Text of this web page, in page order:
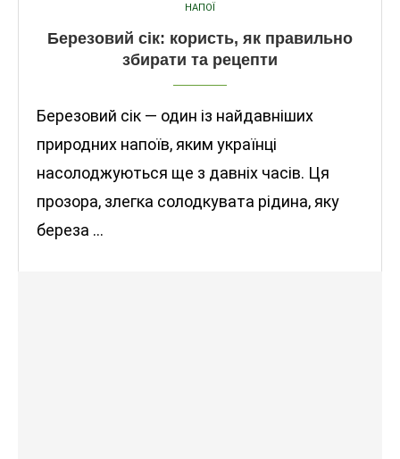
НАПОЇ
Березовий сік: користь, як правильно
збирати та рецепти
Березовий сік — один із найдавніших
природних напоїв, яким українці
насолоджуються ще з давніх часів. Ця
прозора, злегка солодкувата рідина, яку
береза …